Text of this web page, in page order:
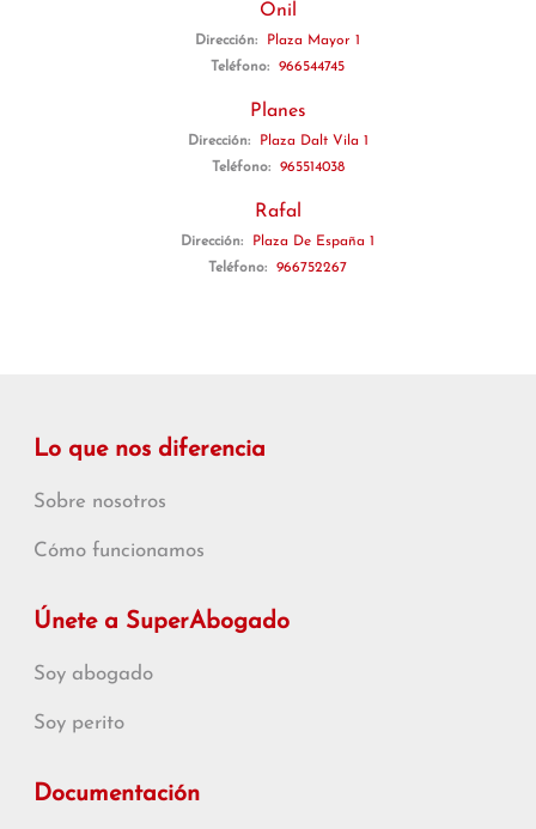
Onil
Dirección:
Plaza Mayor 1
Teléfono:
966544745
Planes
Dirección:
Plaza Dalt Vila 1
Teléfono:
965514038
Rafal
Dirección:
Plaza De España 1
Teléfono:
966752267
Lo que nos diferencia
Sobre nosotros
Cómo funcionamos
Únete a SuperAbogado
Soy abogado
Soy perito
Documentación